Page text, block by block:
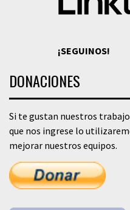
¡SEGUINOS!
DONACIONES
Si te gustan nuestros
que nos ingrese lo
mejorar nuestros equipos.